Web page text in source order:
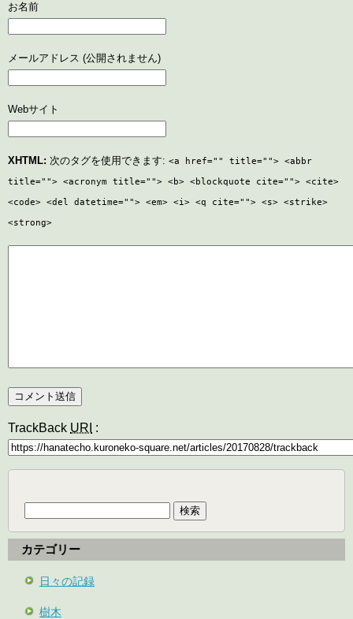
お名前
メールアドレス (公開されません)
Webサイト
XHTML: 次のタグを使用できます: <a href="" title=""> <abbr
title=""> <acronym title=""> <b> <blockquote cite=""> <cite>
<code> <del datetime=""> <em> <i> <q cite=""> <s> <strike>
<strong>
TrackBack URI :
カテゴリー
日々の記録
樹木